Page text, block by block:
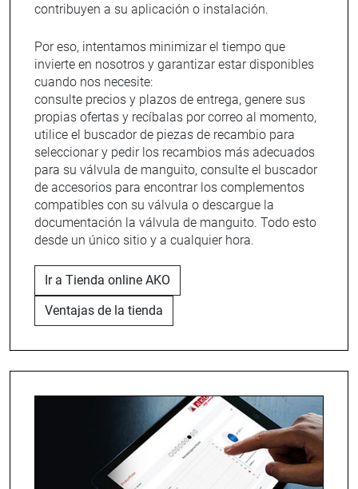
contribuyen a su aplicación o instalación.
Por eso, intentamos minimizar el tiempo que
invierte en nosotros y garantizar estar disponibles
cuando nos necesite:
consulte precios y plazos de entrega, genere sus
propias ofertas y recíbalas por correo al momento,
utilice el buscador de piezas de recambio para
seleccionar y pedir los recambios más adecuados
para su válvula de manguito, consulte el buscador
de accesorios para encontrar los complementos
compatibles con su válvula o descargue la
documentación la válvula de manguito. Todo esto
desde un único sitio y a cualquier hora.
Ir a Tienda online AKO
Ventajas de la tienda